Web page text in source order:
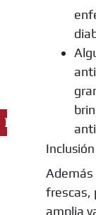
Ingredientes
frescas,
amplia